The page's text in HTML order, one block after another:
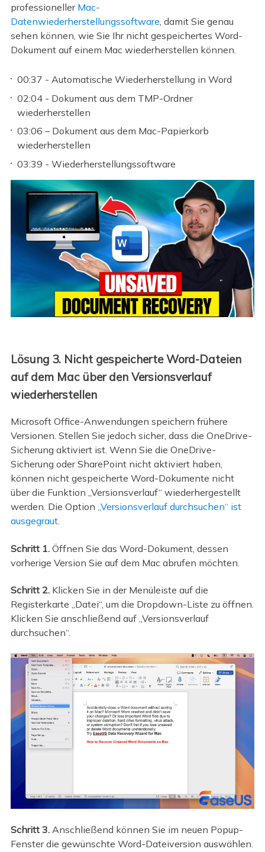
professioneller Mac-
Datenwiederherstellungssoftware, damit Sie genau
sehen können, wie Sie Ihr nicht gespeichertes Word-
Dokument auf einem Mac wiederherstellen können.
00:37 - Automatische Wiederherstellung in Word
02:04 - Dokument aus dem TMP-Ordner
wiederherstellen
03:06 – Dokument aus dem Mac-Papierkorb
wiederherstellen
03:39 - Wiederherstellungssoftware
Lösung 3. Nicht gespeicherte Word-Dateien
auf dem Mac über den Versionsverlauf
wiederherstellen
Microsoft Office-Anwendungen speichern frühere
Versionen. Stellen Sie jedoch sicher, dass die OneDrive-
Sicherung aktiviert ist. Wenn Sie die OneDrive-
Sicherung oder SharePoint nicht aktiviert haben,
können nicht gespeicherte Word-Dokumente nicht
über die Funktion „Versionsverlauf“ wiederhergestellt
werden. Die Option „Versionsverlauf durchsuchen“ ist
ausgegraut.
Schritt 1.Öffnen Sie das Word-Dokument, dessen
vorherige Version Sie auf dem Mac abrufen möchten.
Schritt 2.Klicken Sie in der Menüleiste auf die
Registerkarte „Datei“, um die Dropdown-Liste zu öffnen.
Klicken Sie anschließend auf „Versionsverlauf
durchsuchen“.
Schritt 3.Anschließend können Sie im neuen Popup-
Fenster die gewünschte Word-Dateiversion auswählen.